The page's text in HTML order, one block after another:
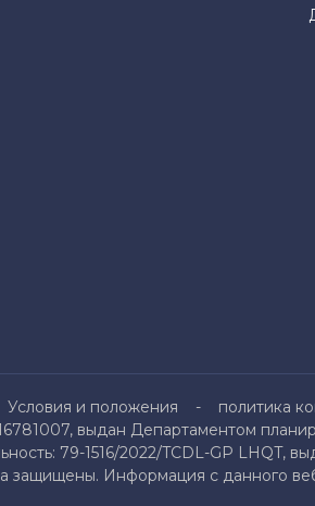
Условия и положения политика
выдан Департаментом
79-1516/2022/TCDL-GP LHQT,
Информация с данного